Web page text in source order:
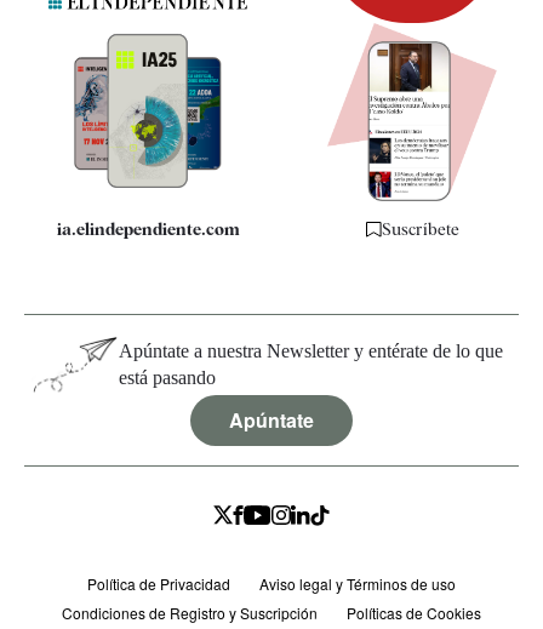
Quiénes somos
Especificaciones
ia.elindependiente.com Suscríbete
Apúntate a nuestra Newsletter y entérate de lo que
está pasando
Apúntate
Política de Privacidad
Aviso legal y Términos de uso
Condiciones de Registro y Suscripción
Políticas de Cookies